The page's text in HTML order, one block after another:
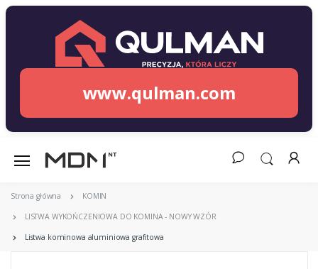
www.qulman.com
Strona główna KOMIN
LISTWA WYKOŃCZENIOWA DO KOMINA - NOWY WZÓR
Listwa kominowa aluminiowa grafitowa